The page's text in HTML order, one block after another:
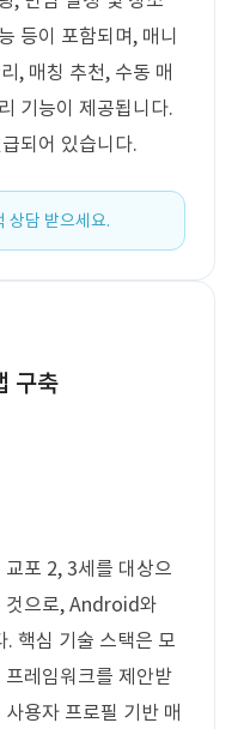
등이 포함되며, 매니
, 매칭 추천, 수동 매
기능이 제공됩니다.
되어 있습니다.
상담 받으세요.
구축
포 2, 3세를 대상으
것으로, Android와
. 핵심 기술 스택은 모
레임워크를 제안받
용자 프로필 기반 매